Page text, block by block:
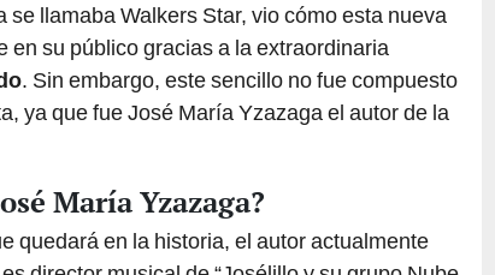
llamaba Walkers Star, vio cómo esta nueva
su público gracias a la extraordinaria
. Sin embargo, este sencillo no fue compuesto
ya que fue José María Yzazaga el autor de la
María Yzazaga?
quedará en la historia, el autor actualmente